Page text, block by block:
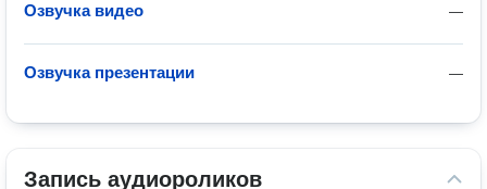
—
Озвучка видео
—
Озвучка презентации
Запись аудиороликов